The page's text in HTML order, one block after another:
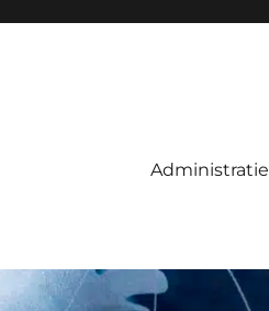
Administratie